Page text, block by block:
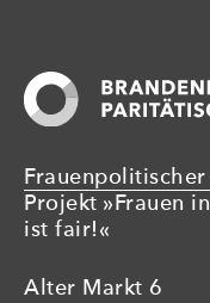
Projekt »Frauen
ist fair!«
Alter Markt 6